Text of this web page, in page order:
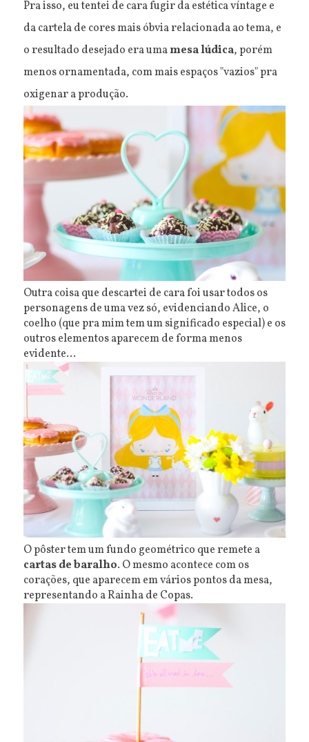
Pra isso, eu tentei de cara fugir da estética víntage e
da cartela de cores mais óbvia relacionada ao tema, e
o resultado desejado era umamesa lúdica, porém
menos ornamentada, com mais espaços "vazios" pra
oxigenar a produção.
Outra coisa que descartei de cara foi usar todos os
personagens de uma vez só, evidenciando Alice, o
coelho (que pra mim tem um significado especial) e os
outros elementos aparecem de forma menos
evidente...
O pôster tem um fundo geométrico que remete a
cartas de baralho. O mesmo acontece com os
corações, que aparecem em vários pontos da mesa,
representando a Rainha de Copas.